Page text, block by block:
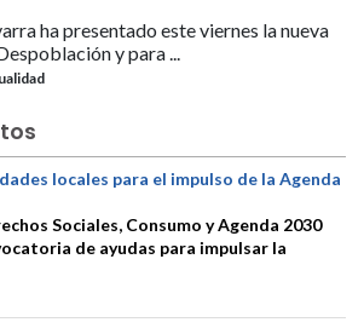
ha presentado este viernes la nueva
y para ...
locales para el impulso de la Agenda
Sociales, Consumo y Agenda 2030
de ayudas para impulsar la